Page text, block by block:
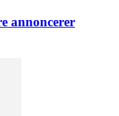
annoncerer